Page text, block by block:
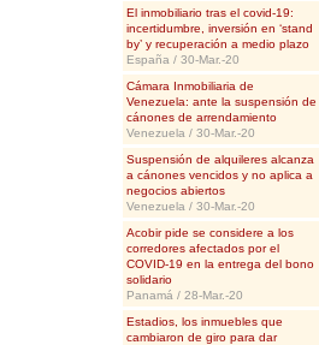
El inmobiliario tras el covid-19:
incertidumbre, inversión en ‘stand
by’ y recuperación a medio plazo
España / 30-Mar.-20
Cámara Inmobiliaria de
Venezuela: ante la suspensión de
cánones de arrendamiento
Venezuela / 30-Mar.-20
Suspensión de alquileres alcanza
a cánones vencidos y no aplica a
negocios abiertos
Venezuela / 30-Mar.-20
Acobir pide se considere a los
corredores afectados por el
COVID-19 en la entrega del bono
solidario
Panamá / 28-Mar.-20
Estadios, los inmuebles que
cambiaron de giro para dar